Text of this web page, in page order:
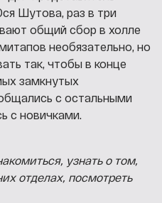
Шутова, раз в три
общий сбор в холле
необязательно, но
так, чтобы в конце
замкнутых
с остальными
с новичками.
узнать о том,
отделах, посмотреть